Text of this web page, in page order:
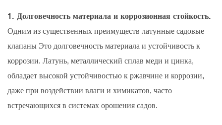
1. Долговечность материала и коррозионная стойкость.
Одним из существенных преимуществ латунные садовые
клапаны Это долговечность материала и устойчивость к
коррозии. Латунь, металлический сплав меди и цинка,
обладает высокой устойчивостью к ржавчине и коррозии,
даже при воздействии влаги и химикатов, часто
встречающихся в системах орошения садов.